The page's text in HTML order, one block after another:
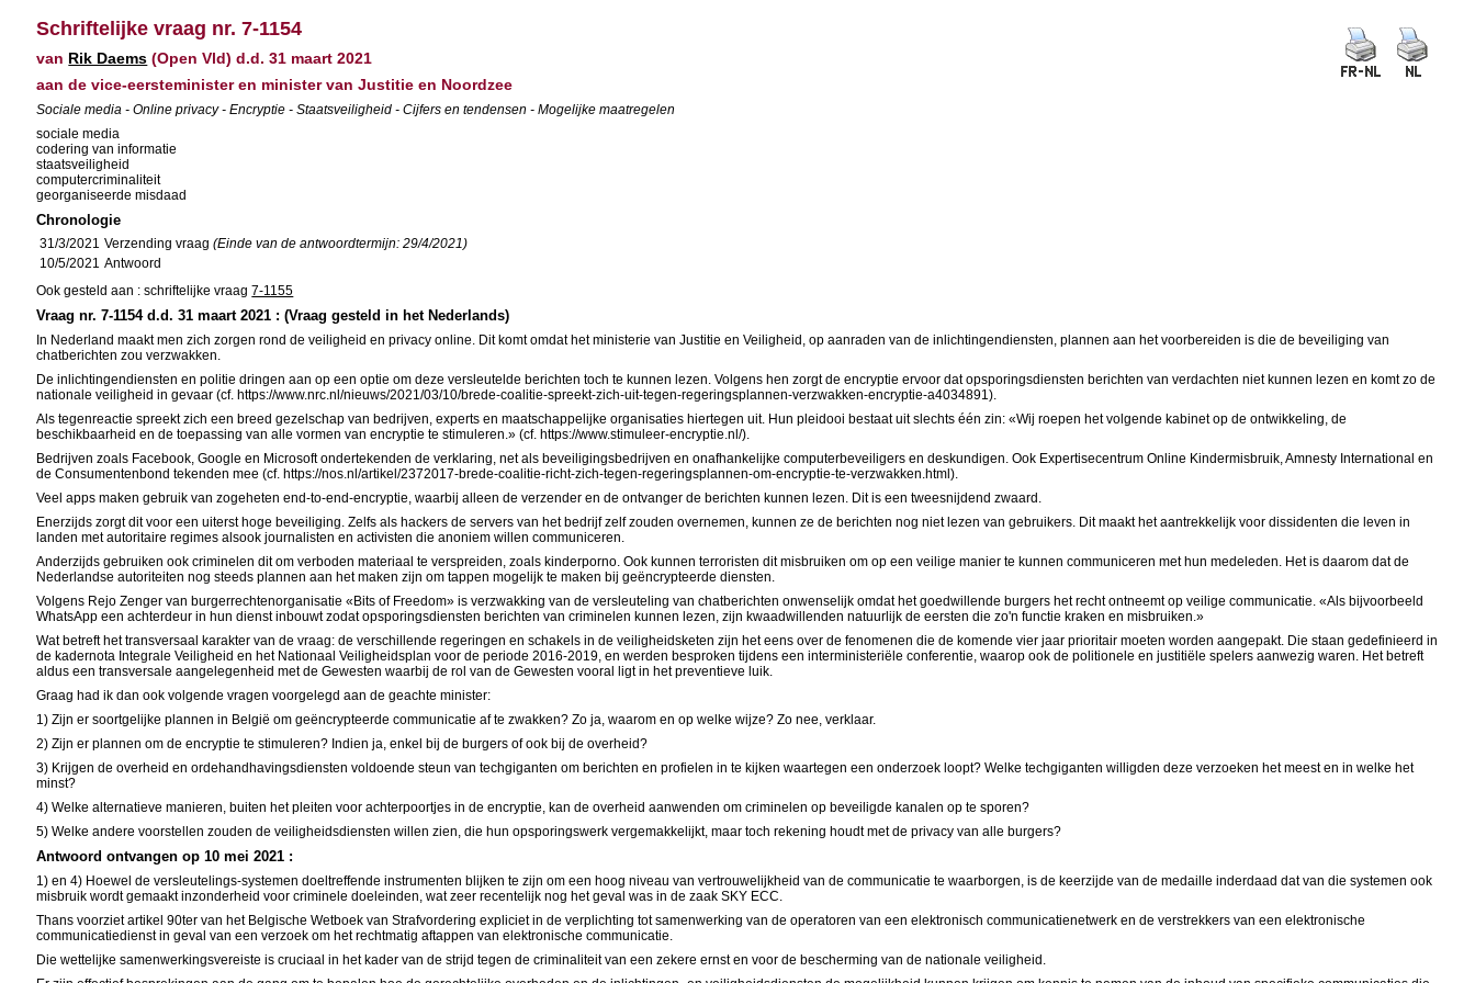
Schriftelijke vraag nr. 7-1154
van Rik Daems (Open Vld) d.d. 31 maart 2021
aan de vice-eersteminister en minister van Justitie en Noordzee
Sociale media - Online privacy - Encryptie - Staatsveiligheid - Cijfers en tendensen - Mogelijke maatregelen
sociale media
codering van informatie
staatsveiligheid
computercriminaliteit
georganiseerde misdaad
Chronologie
31/3/2021 Verzending vraag(Einde van de antwoordtermijn: 29/4/2021)
10/5/2021 Antwoord
Ook gesteld aan : schriftelijke vraag7-1155
Vraag nr. 7-1154 d.d. 31 maart 2021 : (Vraag gesteld in het Nederlands)
In Nederland maakt men zich zorgen rond de veiligheid en privacy online. Dit komt omdat het ministerie van Justitie en Veiligheid, op aanraden van de inlichtingendiensten, plannen aan het voorbereiden is die de beveiliging van
chatberichten zou verzwakken.
De inlichtingendiensten en politie dringen aan op een optie om deze versleutelde berichten toch te kunnen lezen. Volgens hen zorgt de encryptie ervoor dat opsporingsdiensten berichten van verdachten niet kunnen lezen en komt zo de
nationale veiligheid in gevaar (cf. https://www.nrc.nl/nieuws/2021/03/10/brede-coalitie-spreekt-zich-uit-tegen-regeringsplannen-verzwakken-encryptie-a4034891).
Als tegenreactie spreekt zich een breed gezelschap van bedrijven, experts en maatschappelijke organisaties hiertegen uit. Hun pleidooi bestaat uit slechts één zin: «Wij roepen het volgende kabinet op de ontwikkeling, de
beschikbaarheid en de toepassing van alle vormen van encryptie te stimuleren.» (cf. https://www.stimuleer-encryptie.nl/).
Bedrijven zoals Facebook, Google en Microsoft ondertekenden de verklaring, net als beveiligingsbedrijven en onafhankelijke computerbeveiligers en deskundigen. Ook Expertisecentrum Online Kindermisbruik, Amnesty International en
de Consumentenbond tekenden mee (cf. https://nos.nl/artikel/2372017-brede-coalitie-richt-zich-tegen-regeringsplannen-om-encryptie-te-verzwakken.html).
Veel apps maken gebruik van zogeheten end-to-end-encryptie, waarbij alleen de verzender en de ontvanger de berichten kunnen lezen. Dit is een tweesnijdend zwaard.
Enerzijds zorgt dit voor een uiterst hoge beveiliging. Zelfs als hackers de servers van het bedrijf zelf zouden overnemen, kunnen ze de berichten nog niet lezen van gebruikers. Dit maakt het aantrekkelijk voor dissidenten die leven in
landen met autoritaire regimes alsook journalisten en activisten die anoniem willen communiceren.
Anderzijds gebruiken ook criminelen dit om verboden materiaal te verspreiden, zoals kinderporno. Ook kunnen terroristen dit misbruiken om op een veilige manier te kunnen communiceren met hun medeleden. Het is daarom dat de
Nederlandse autoriteiten nog steeds plannen aan het maken zijn om tappen mogelijk te maken bij geëncrypteerde diensten.
Volgens Rejo Zenger van burgerrechtenorganisatie «Bits of Freedom» is verzwakking van de versleuteling van chatberichten onwenselijk omdat het goedwillende burgers het recht ontneemt op veilige communicatie. «Als bijvoorbeeld
WhatsApp een achterdeur in hun dienst inbouwt zodat opsporingsdiensten berichten van criminelen kunnen lezen, zijn kwaadwillenden natuurlijk de eersten die zo'n functie kraken en misbruiken.»
Wat betreft het transversaal karakter van de vraag: de verschillende regeringen en schakels in de veiligheidsketen zijn het eens over de fenomenen die de komende vier jaar prioritair moeten worden aangepakt. Die staan gedefinieerd in
de kadernota Integrale Veiligheid en het Nationaal Veiligheidsplan voor de periode 2016-2019, en werden besproken tijdens een interministeriële conferentie, waarop ook de politionele en justitiële spelers aanwezig waren. Het betreft
aldus een transversale aangelegenheid met de Gewesten waarbij de rol van de Gewesten vooral ligt in het preventieve luik.
Graag had ik dan ook volgende vragen voorgelegd aan de geachte minister:
1) Zijn er soortgelijke plannen in België om geëncrypteerde communicatie af te zwakken? Zo ja, waarom en op welke wijze? Zo nee, verklaar.
2) Zijn er plannen om de encryptie te stimuleren? Indien ja, enkel bij de burgers of ook bij de overheid?
3) Krijgen de overheid en ordehandhavingsdiensten voldoende steun van techgiganten om berichten en profielen in te kijken waartegen een onderzoek loopt? Welke techgiganten willigden deze verzoeken het meest en in welke het
minst?
4) Welke alternatieve manieren, buiten het pleiten voor achterpoortjes in de encryptie, kan de overheid aanwenden om criminelen op beveiligde kanalen op te sporen?
5) Welke andere voorstellen zouden de veiligheidsdiensten willen zien, die hun opsporingswerk vergemakkelijkt, maar toch rekening houdt met de privacy van alle burgers?
Antwoord ontvangen op 10 mei 2021 :
1) en 4) Hoewel de versleutelings-systemen doeltreffende instrumenten blijken te zijn om een hoog niveau van vertrouwelijkheid van de communicatie te waarborgen, is de keerzijde van de medaille inderdaad dat van die systemen ook
misbruik wordt gemaakt inzonderheid voor criminele doeleinden, wat zeer recentelijk nog het geval was in de zaak SKY ECC.
Thans voorziet artikel 90ter van het Belgische Wetboek van Strafvordering expliciet in de verplichting tot samenwerking van de operatoren van een elektronisch communicatienetwerk en de verstrekkers van een elektronische
communicatiedienst in geval van een verzoek om het rechtmatig aftappen van elektronische communicatie.
Die wettelijke samenwerkingsvereiste is cruciaal in het kader van de strijd tegen de criminaliteit van een zekere ernst en voor de bescherming van de nationale veiligheid.